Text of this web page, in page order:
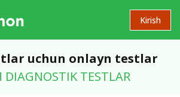
Kirish
uchun onlayn testlar
TESTLAR